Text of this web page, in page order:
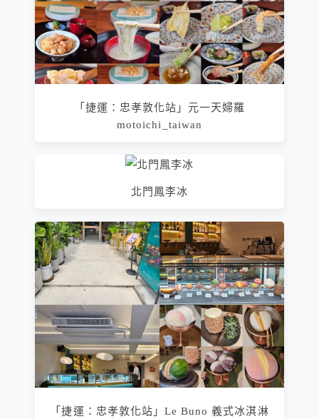
「捷運：忠孝敦化站」元一天婦羅
motoichi_taiwan
北門鳳李冰
「捷運：忠孝敦化站」Le Buno 義式冰淇淋